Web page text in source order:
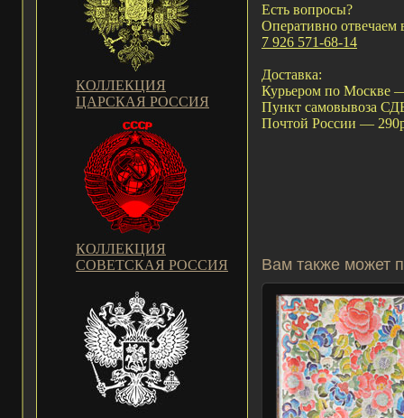
КОЛЛЕКЦИЯ
ЦАРСКАЯ РОССИЯ
КОЛЛЕКЦИЯ
СОВЕТСКАЯ РОССИЯ
Есть вопросы?
Оперативно отвечаем
7 926 571-68-14
Доставка:
Курьером по Москве
Пункт самовывоза
Почтой России —
Вам также может